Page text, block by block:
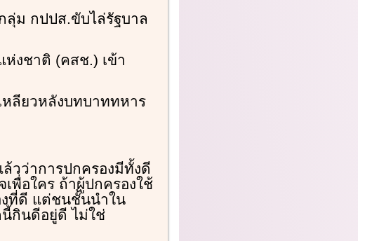
ลุ่ม กปปส.ขับไล่รัฐบาล
งชาติ (คสช.) เข้า
ลียวหลังบทบาททหาร
วว่าการปกครองมีทั้งดี
พื่อใคร ถ้าผู้ปกครองใช้
งที่ดี แต่ชนชั้นนำใน
กินดีอยู่ดี ไม่ใช่